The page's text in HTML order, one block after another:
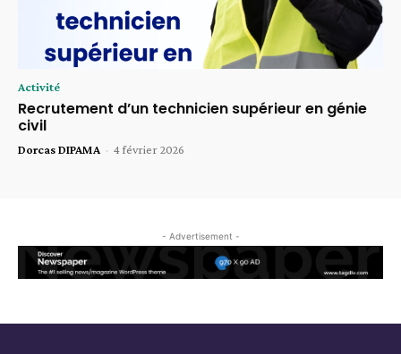
Activité
Recrutement d’un technicien supérieur en génie
civil
Dorcas DIPAMA - 4 février 2026
- Advertisement -